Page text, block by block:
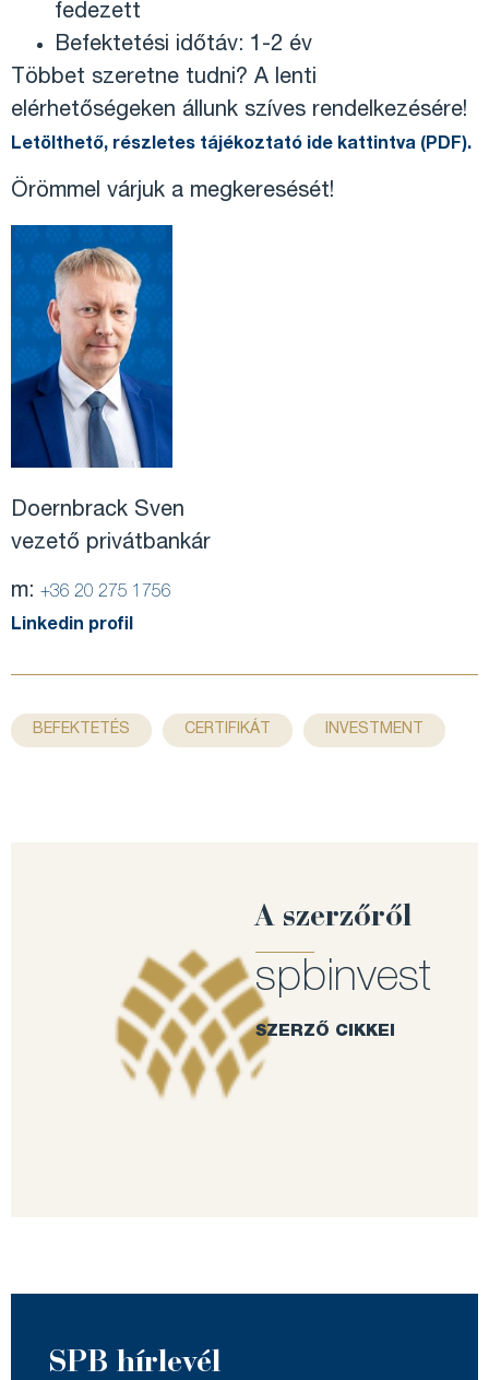
fedezett
Befektetési időtáv: 1-2 év
Többet szeretne tudni? A lenti
elérhetőségeken állunk szíves rendelkezésére!
Letölthető, részletes tájékoztató ide kattintva (PDF).
Örömmel várjuk a megkeresését!
Doernbrack Sven
vezető privátbankár
m: +36 20 275 1756
Linkedin profil
BEFEKTETÉS CERTIFIKÁT INVESTMENT
A szerzőről
spbinvest
SZERZŐ CIKKEI
SPB hírlevél